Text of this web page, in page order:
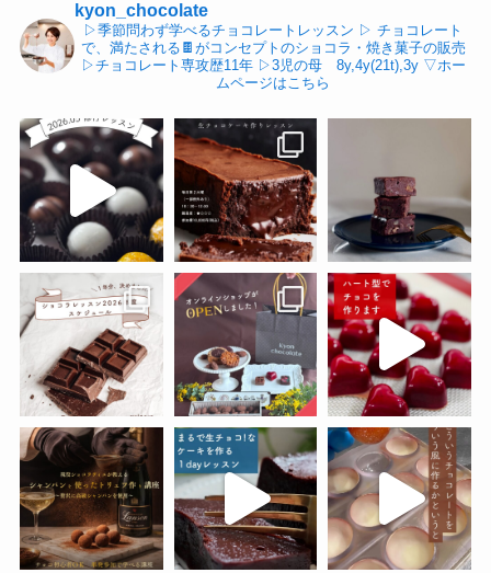
kyon_chocolate
▷季節問わず学べるチョコレートレッスン ▷ チョコレート
で、満たされる🍫がコンセプトのショコラ・焼き菓子の販売
▷チョコレート専攻歴11年▷3児の母 8y,4y(21t),3y▽ホー
ムページはこちら